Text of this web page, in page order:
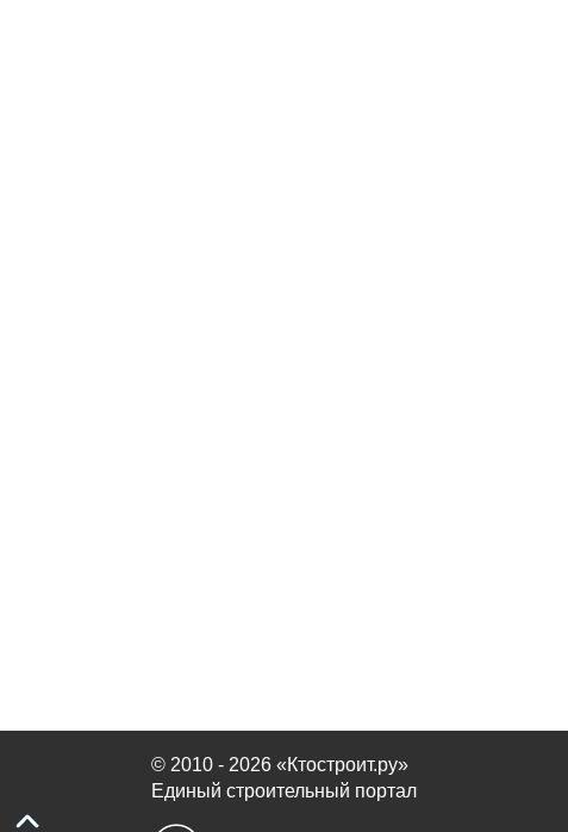
© 2010 - 2026 «Ктостроит.ру»
Единый строительный портал